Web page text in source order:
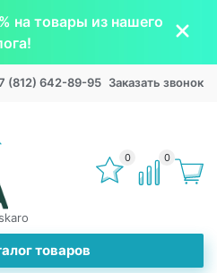
на товары из нашего
(812) 642-89-95 Заказать звонок
товаров
0 0